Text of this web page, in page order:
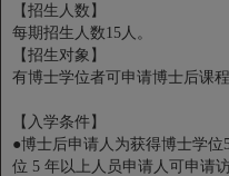
【招生人数】
每期招生人数15人。
【招生对象】
有博士学位者可申请博士后课
【入学条件】
●博士后申请人为获得博士学
位 5 年以上人员申请人可申请访